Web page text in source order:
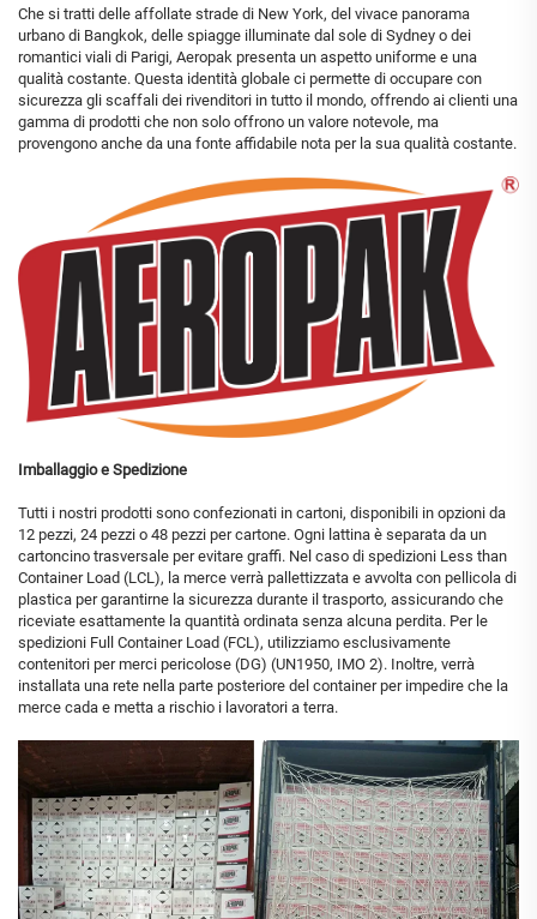
Che si tratti delle affollate strade di New York, del vivace panorama
urbano di Bangkok, delle spiagge illuminate dal sole di Sydney o dei
romantici viali di Parigi, Aeropak presenta un aspetto uniforme e una
qualità costante. Questa identità globale ci permette di occupare con
sicurezza gli scaffali dei rivenditori in tutto il mondo, offrendo ai clienti una
gamma di prodotti che non solo offrono un valore notevole, ma
provengono anche da una fonte affidabile nota per la sua qualità costante.
Imballaggio e Spedizione
Tutti i nostri prodotti sono confezionati in cartoni, disponibili in opzioni da
12 pezzi, 24 pezzi o 48 pezzi per cartone. Ogni lattina è separata da un
cartoncino trasversale per evitare graffi. Nel caso di spedizioni Less than
Container Load (LCL), la merce verrà pallettizzata e avvolta con pellicola di
plastica per garantirne la sicurezza durante il trasporto, assicurando che
riceviate esattamente la quantità ordinata senza alcuna perdita. Per le
spedizioni Full Container Load (FCL), utilizziamo esclusivamente
contenitori per merci pericolose (DG) (UN1950, IMO 2). Inoltre, verrà
installata una rete nella parte posteriore del container per impedire che la
merce cada e metta a rischio i lavoratori a terra.